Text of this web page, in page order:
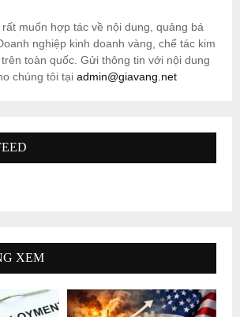
muốn hợp tác về nội dung, quảng bá
nghiệp kinh doanh vàng, chế tác kim
toàn quốc. Gửi thông tin với nội dung
chúng tôi tại admin@giavang.net
XEM